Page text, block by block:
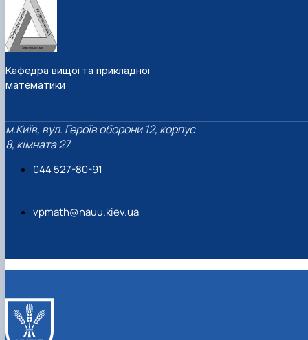
Кафедра вищої та прикладної
математики
м.Київ, вул. Героїв оборони 12, корпус
8, кімната 27
044 527-80-91
vpmath@nauu.kiev.ua